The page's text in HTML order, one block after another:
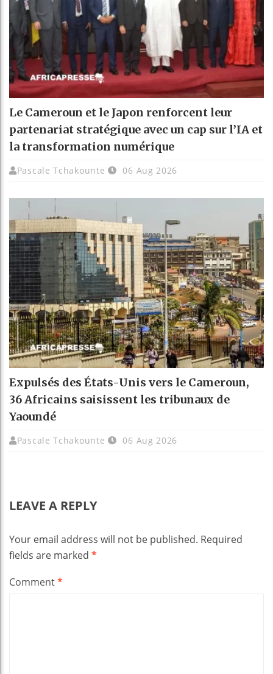
Le Cameroun et le Japon renforcent leur
partenariat stratégique avec un cap sur l’IA et
la transformation numérique
Pascale Tchakounte 06 Aug 2026
Expulsés des États-Unis vers le Cameroun,
36 Africains saisissent les tribunaux de
Yaoundé
Pascale Tchakounte 06 Aug 2026
LEAVE A REPLY
Your email address will not be published. Required
fields are marked *
Comment*